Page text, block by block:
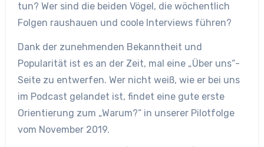
tun? Wer sind die beiden Vögel, die wöchentlich
Folgen raushauen und coole Interviews führen?
Dank der zunehmenden Bekanntheit und
Popularität ist es an der Zeit, mal eine „Über uns“-
Seite zu entwerfen. Wer nicht weiß, wie er bei uns
im Podcast gelandet ist, findet eine gute erste
Orientierung zum „Warum?“ in unserer Pilotfolge
vom November 2019.